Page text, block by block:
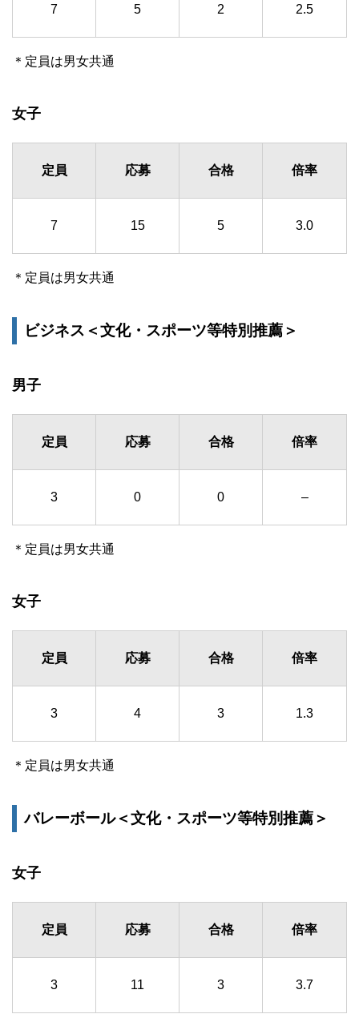
7 5 2 2.5
＊定員は男女共通
女子
定員 応募 合格 倍率
7 15 5 3.0
＊定員は男女共通
ビジネス＜文化・スポーツ等特別推薦＞
男子
定員 応募 合格 倍率
3 0 0 –
＊定員は男女共通
女子
定員 応募 合格 倍率
3 4 3 1.3
＊定員は男女共通
バレーボール＜文化・スポーツ等特別推薦＞
女子
定員 応募 合格 倍率
3 11 3 3.7